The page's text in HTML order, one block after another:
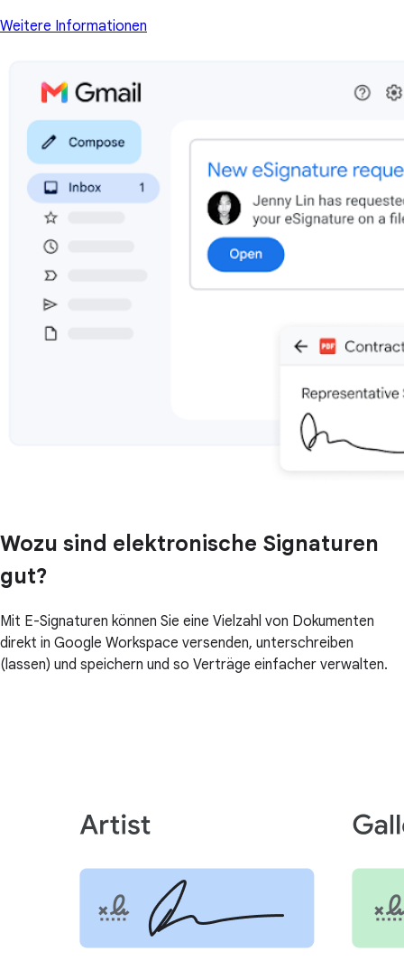
Weitere Informationen
Wozu sind elektronische Signaturen
gut?
Mit E-Signaturen können Sie eine Vielzahl von Dokumenten
direkt in Google Workspace versenden, unterschreiben
(lassen) und speichern und so Verträge einfacher verwalten.